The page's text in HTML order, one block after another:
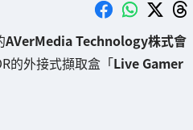
AVerMedia Technology株式會
的外接式擷取盒「Live Gamer